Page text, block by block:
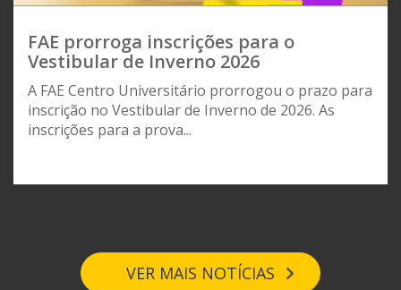
FAE prorroga inscrições para o
Vestibular de Inverno 2026
A FAE Centro Universitário prorrogou o prazo para
inscrição no Vestibular de Inverno de 2026. As
inscrições para a prova...
VER MAIS NOTÍCIAS